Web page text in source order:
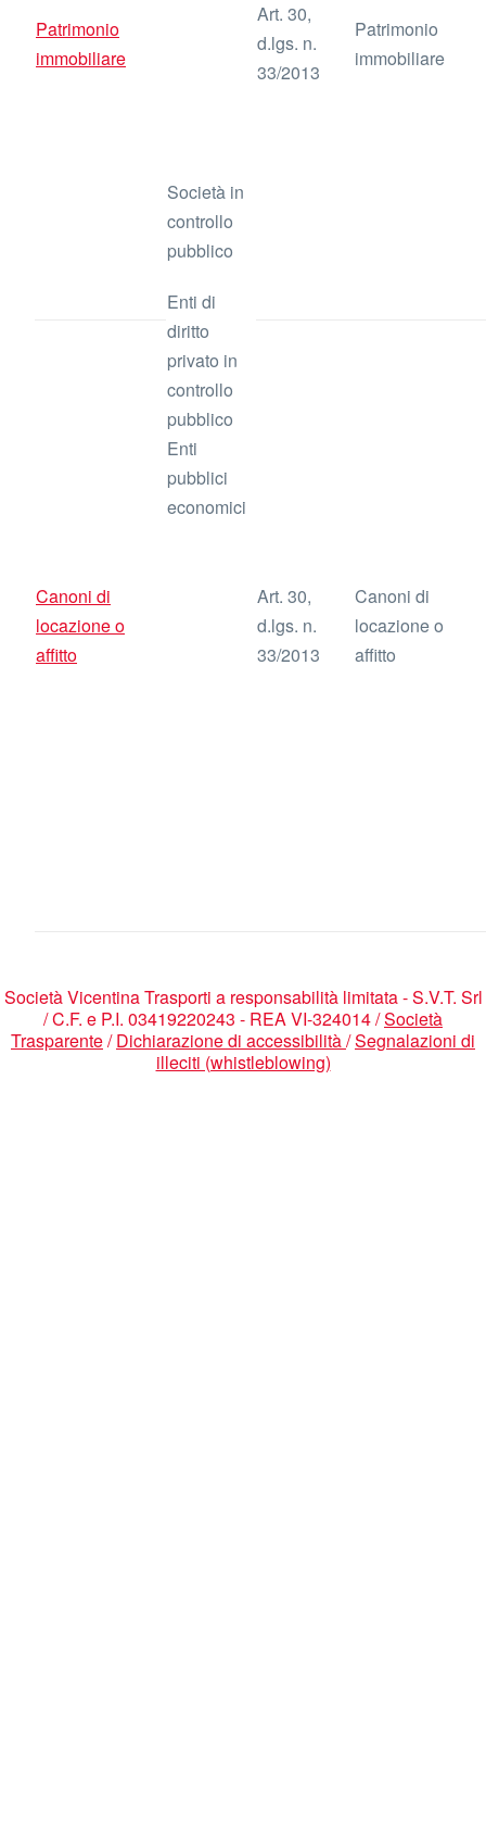
Patrimonio
immobiliare
Società in
controllo
pubblico
Enti di
diritto
privato in
controllo
pubblico
Enti
pubblici
economici
Art. 30,
d.lgs. n.
33/2013
Patrimonio
immobiliare
Canoni di
locazione o
affitto
Art. 30,
d.lgs. n.
33/2013
Canoni di
locazione o
affitto
Società Vicentina Trasporti a responsabilità limitata - S.V.T. Srl
/ C.F. e P.I. 03419220243 - REA VI-324014 /Società
Trasparente/Dichiarazione di accessibilità/Segnalazioni di
illeciti (whistleblowing)